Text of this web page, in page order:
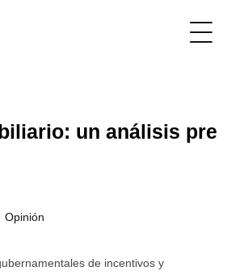
un análisis pre
Opinión
de incentivos y